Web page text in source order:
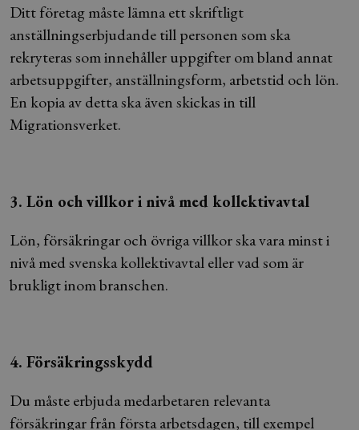
Ditt företag måste lämna ett skriftligt
anställningserbjudande till personen som ska
rekryteras som innehåller uppgifter om bland annat
arbetsuppgifter, anställningsform, arbetstid och lön.
En kopia av detta ska även skickas in till
Migrationsverket.
3. Lön och villkor i nivå med kollektivavtal
Lön, försäkringar och övriga villkor ska vara minst i
nivå med svenska kollektivavtal eller vad som är
brukligt inom branschen.
4. Försäkringsskydd
Du måste erbjuda medarbetaren relevanta
försäkringar från första arbetsdagen, till exempel